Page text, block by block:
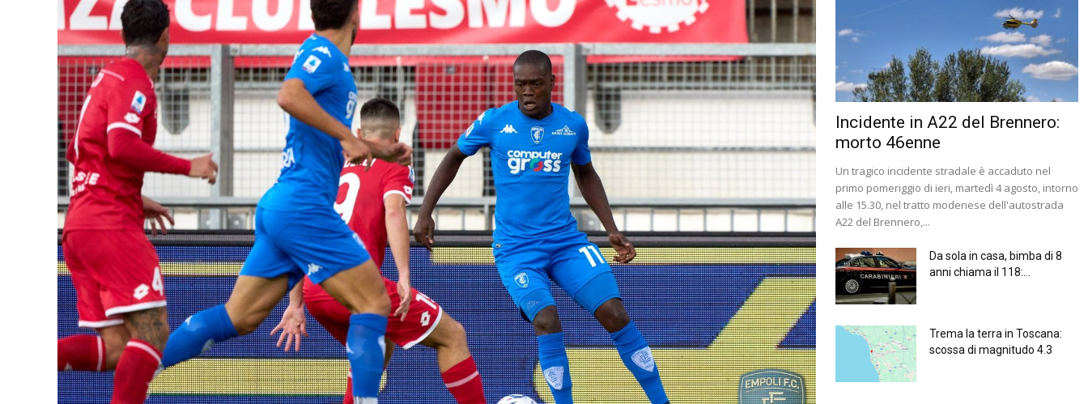
Incidente in A22 del Brennero:
morto 46enne
Un tragico incidente stradale è accaduto nel
primo pomeriggio di ieri, martedì 4 agosto, intorno
alle 15.30, nel tratto modenese dell'autostrada
A22 del Brennero,...
Da sola in casa, bimba di 8
anni chiama il 118:...
Trema la terra in Toscana:
scossa di magnitudo 4.3